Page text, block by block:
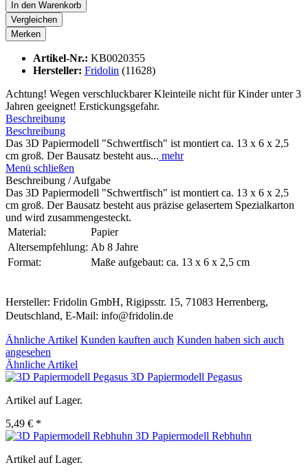
In den Warenkorb
Vergleichen
Merken
Artikel-Nr.: KB0020355
Hersteller: Fridolin (11628)
Achtung! Wegen verschluckbarer Kleinteile nicht für Kinder unter 3
Jahren geeignet! Erstickungsgefahr.
Beschreibung
Beschreibung
Das 3D Papiermodell "Schwertfisch" ist montiert ca. 13 x 6 x 2,5
cm groß. Der Bausatz besteht aus... mehr
Menü schließen
Beschreibung / Aufgabe
Das 3D Papiermodell "Schwertfisch" ist montiert ca. 13 x 6 x 2,5
cm groß. Der Bausatz besteht aus präzise gelasertem Spezialkarton
und wird zusammengesteckt.
Material:
Papier
Altersempfehlung: Ab 8 Jahre
Format:
Maße aufgebaut: ca. 13 x 6 x 2,5 cm
Hersteller: Fridolin GmbH, Rigipsstr. 15, 71083 Herrenberg,
Deutschland, E-Mail: info@fridolin.de
Ähnliche Artikel Kunden kauften auch Kunden haben sich auch
angesehen
Ähnliche Artikel
3D Papiermodell Pegasus
Artikel auf Lager.
5,49 € *
3D Papiermodell Rebhuhn
Artikel auf Lager.